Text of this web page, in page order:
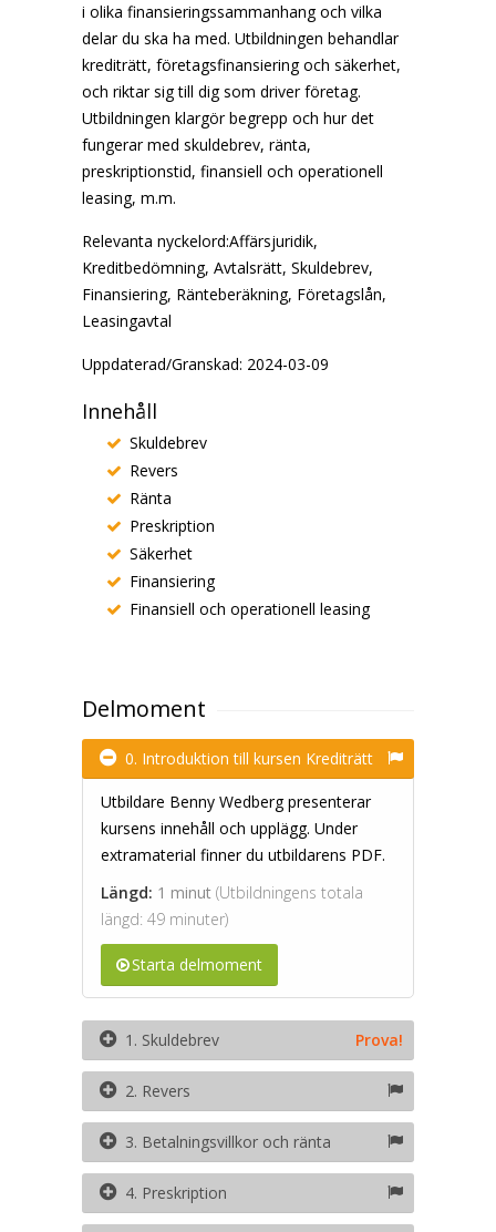
i olika finansieringssammanhang och vilka
delar du ska ha med. Utbildningen behandlar
krediträtt, företagsfinansiering och säkerhet,
och riktar sig till dig som driver företag.
Utbildningen klargör begrepp och hur det
fungerar med skuldebrev, ränta,
preskriptionstid, finansiell och operationell
leasing, m.m.
Relevanta nyckelord:Affärsjuridik,
Kreditbedömning, Avtalsrätt, Skuldebrev,
Finansiering, Ränteberäkning, Företagslån,
Leasingavtal
Uppdaterad/Granskad: 2024-03-09
Innehåll
Skuldebrev
Revers
Ränta
Preskription
Säkerhet
Finansiering
Finansiell och operationell leasing
Delmoment
0. Introduktion till kursen Krediträtt
Utbildare Benny Wedberg presenterar
kursens innehåll och upplägg. Under
extramaterial finner du utbildarens PDF.
Längd: 1 minut (Utbildningens totala
längd: 49 minuter)
Starta delmoment
1. Skuldebrev Prova!
2. Revers
3. Betalningsvillkor och ränta
4. Preskription